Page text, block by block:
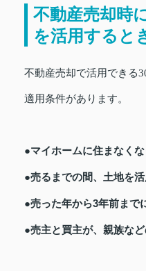
不動産売却時
を活用すると
不動産売却で活用できる
適用条件があります。
●マイホームに住まなく
●売るまでの間、土地を
●売った年から3年前まで
●売主と買主が、親族な